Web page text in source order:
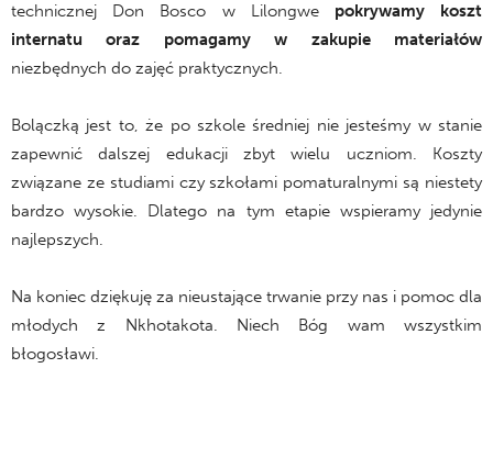
technicznej Don Bosco w Lilongwe pokrywamy koszt
internatu oraz pomagamy w zakupie materiałów
niezbędnych do zajęć praktycznych.
Bolączką jest to, że po szkole średniej nie jesteśmy w stanie
zapewnić dalszej edukacji zbyt wielu uczniom. Koszty
związane ze studiami czy szkołami pomaturalnymi są niestety
bardzo wysokie. Dlatego na tym etapie wspieramy jedynie
najlepszych.
Na koniec dziękuję za nieustające trwanie przy nas i pomoc dla
młodych z Nkhotakota. Niech Bóg wam wszystkim
błogosławi.